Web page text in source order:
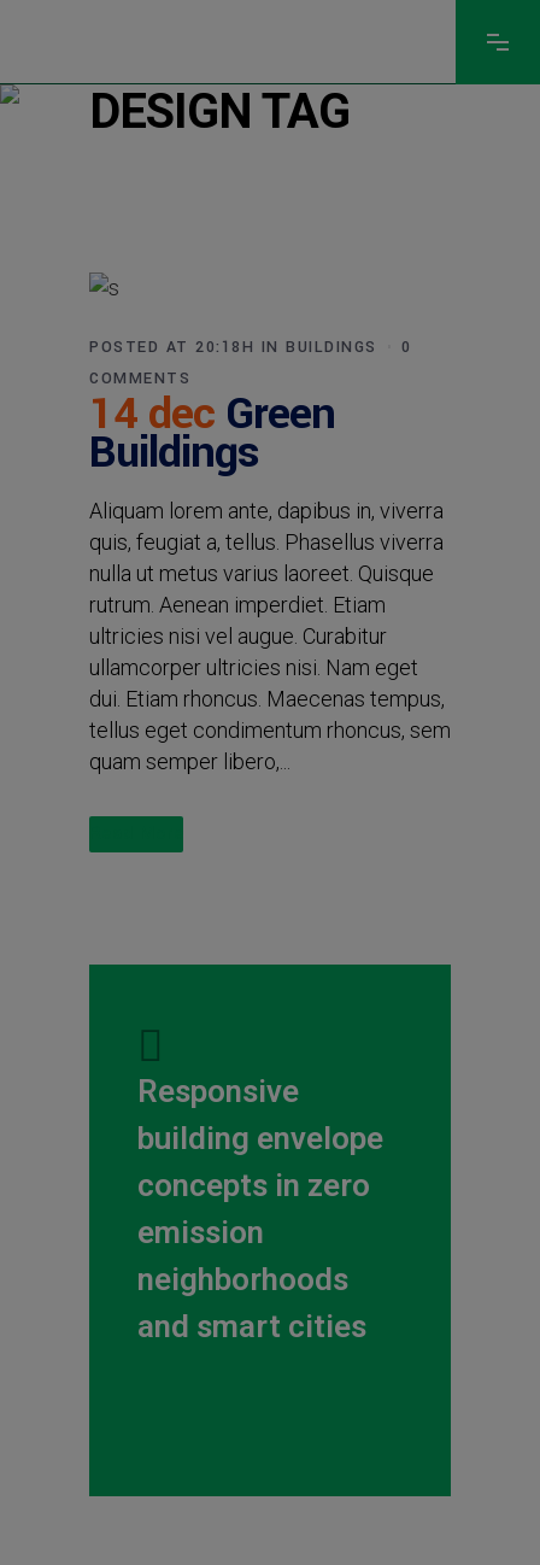
DESIGN TAG
14 dec Green
Buildings
POSTED AT 20:18H IN BUILDINGS
0
COMMENTS
Aliquam lorem ante, dapibus in, viverra
quis, feugiat a, tellus. Phasellus viverra
nulla ut metus varius laoreet. Quisque
rutrum. Aenean imperdiet. Etiam
ultricies nisi vel augue. Curabitur
ullamcorper ultricies nisi. Nam eget
dui. Etiam rhoncus. Maecenas tempus,
tellus eget condimentum rhoncus, sem
quam semper libero,...
Responsive
building envelope
concepts in zero
emission
neighborhoods
and smart cities